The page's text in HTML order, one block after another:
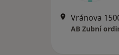
Vránova
AB Zubní